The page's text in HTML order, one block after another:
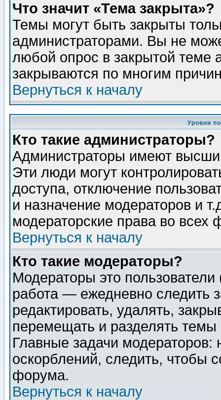
Что значит «Тема закрыта»?
Темы могут быть закрыты
администраторами. Вы не
любой опрос в закрытой теме
закрываются по многим
Вернуться к началу
Уровни
Кто такие администраторы?
Администраторы имеют
Эти люди могут
доступа, отключение
и назначение модераторов и
модераторские права во всех
Вернуться к началу
Кто такие модераторы?
Модераторы это
работа — ежедневно следить
редактировать, удалять,
перемещать и разделять
Главные задачи
оскорблений, следить, чтобы
форума.
Вернуться к началу